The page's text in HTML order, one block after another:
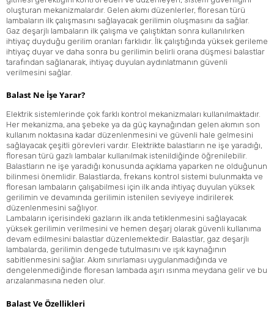
oluşturan mekanizmalardır. Gelen akımı düzenlerler, floresan türü
lambaların ilk çalışmasını sağlayacak gerilimin oluşmasını da sağlar.
Gaz deşarjlı lambaların ilk çalışma ve çalıştıktan sonra kullanılırken
ihtiyaç duyduğu gerilim oranları farklıdır. İlk çalıştığında yüksek gerileme
ihtiyaç duyar ve daha sonra bu gerilimin belirli orana düşmesi balastlar
tarafından sağlanarak, ihtiyaç duyulan aydınlatmanın güvenli
verilmesini sağlar.
Balast Ne İşe Yarar?
Elektrik sistemlerinde çok farklı kontrol mekanizmaları kullanılmaktadır.
Her mekanizma, ana şebeke ya da güç kaynağından gelen akımın son
kullanım noktasına kadar düzenlenmesini ve güvenli hale gelmesini
sağlayacak çeşitli görevleri vardır. Elektrikte balastların ne işe yaradığı,
floresan türü gazlı lambalar kullanılmak istenildiğinde öğrenilebilir.
Balastların ne işe yaradığı konusunda açıklama yaparken ne olduğunun
bilinmesi önemlidir. Balastlarda, frekans kontrol sistemi bulunmakta ve
floresan lambaların çalışabilmesi için ilk anda ihtiyaç duyulan yüksek
gerilimin ve devamında gerilimin istenilen seviyeye indirilerek
düzenlenmesini sağlıyor.
Lambaların içerisindeki gazların ilk anda tetiklenmesini sağlayacak
yüksek gerilimin verilmesini ve hemen deşarj olarak güvenli kullanıma
devam edilmesini balastlar düzenlemektedir. Balastlar, gaz deşarjlı
lambalarda, gerilimin dengede tutulmasını ve ışık kaynağının
sabitlenmesini sağlar. Akım sınırlaması uygulanmadığında ve
dengelenmediğinde floresan lambada aşırı ısınma meydana gelir ve bu
arızalanmasına neden olur.
Balast Ve Özellikleri